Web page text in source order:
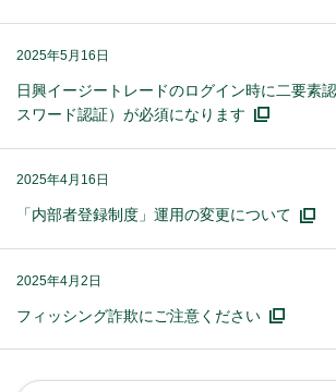
2025年5月16日
日興イージートレードのログイン時に二要素
スワード認証）が必須になります
2025年4月16日
「内部者登録制度」運用の変更について
2025年4月2日
フィッシング詐欺にご注意ください